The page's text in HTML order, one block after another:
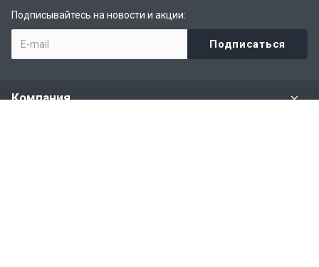
Подписывайтесь на новости и акции:
Компания